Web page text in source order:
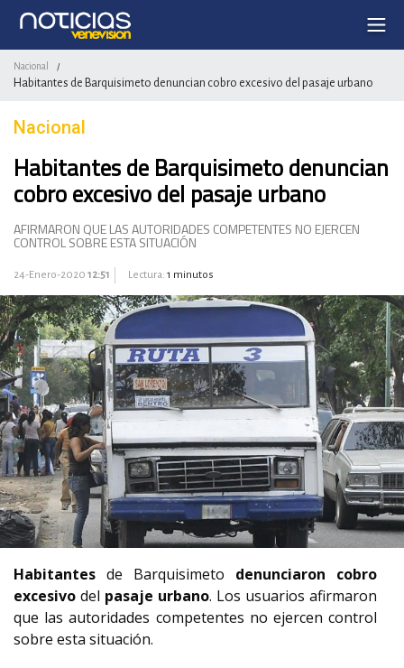
Nacional /
Habitantes de Barquisimeto denuncian cobro excesivo del pasaje urbano
Nacional
Habitantes de Barquisimeto denuncian
cobro excesivo del pasaje urbano
AFIRMARON QUE LAS AUTORIDADES COMPETENTES NO EJERCEN
CONTROL SOBRE ESTA SITUACIÓN
24-Enero-2020 12:51 Lectura: 1 minutos
Habitantes de Barquisimeto denunciaron cobro
excesivo del pasaje urbano. Los usuarios afirmaron
que las autoridades competentes no ejercen control
sobre esta situación.